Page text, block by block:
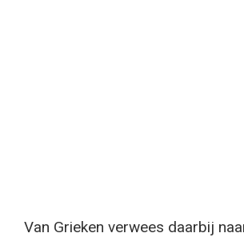
Van Grieken verwees daarbij